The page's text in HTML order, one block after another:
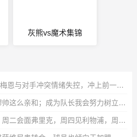
灰熊vs魔术集锦
又是“友谊赛”😨奥斯梅恩与对手冲突情绪失控，冲上前一把推翻
巴尔韦德：没料到穆帅这么亲和；成为队长我会努力树立正向表率
阿劳霍外租时间线：周二会面弗里克，周四见利物浦，周五晚间敲定